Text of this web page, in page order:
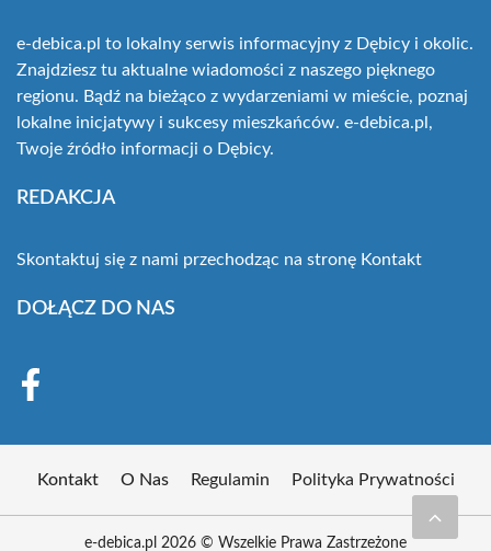
e-debica.pl to lokalny serwis informacyjny z Dębicy i okolic.
Znajdziesz tu aktualne wiadomości z naszego pięknego
regionu. Bądź na bieżąco z wydarzeniami w mieście, poznaj
lokalne inicjatywy i sukcesy mieszkańców. e-debica.pl,
Twoje źródło informacji o Dębicy.
REDAKCJA
Skontaktuj się z nami przechodząc na stronę Kontakt
DOŁĄCZ DO NAS
Kontakt O Nas Regulamin Polityka Prywatności
e-debica.pl 2026 © Wszelkie Prawa Zastrzeżone